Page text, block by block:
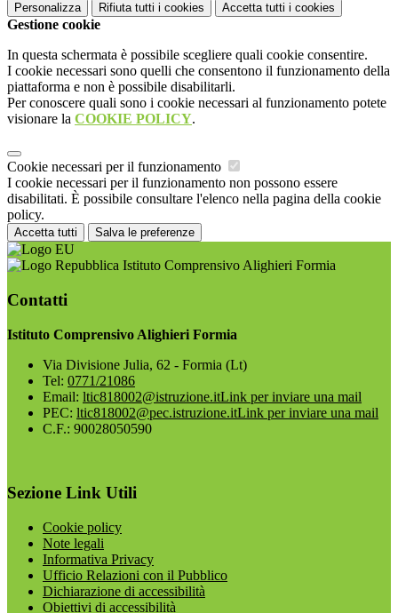
Personalizza Rifiuta tutti i cookies Accetta tutti i cookies
Gestione cookie
In questa schermata è possibile scegliere quali cookie consentire.
I cookie necessari sono quelli che consentono il funzionamento della
piattaforma e non è possibile disabilitarli.
Per conoscere quali sono i cookie necessari al funzionamento potete
visionare la COOKIE POLICY.
Cookie necessari per il funzionamento
I cookie necessari per il funzionamento non possono essere
disabilitati. È possibile consultare l'elenco nella pagina della cookie
policy.
Accetta tutti Salva le preferenze
Istituto Comprensivo Alighieri Formia
Contatti
Istituto Comprensivo Alighieri Formia
Via Divisione Julia, 62 - Formia (Lt)
Tel: 0771/21086
Email: ltic818002@istruzione.itLink per inviare una mail
PEC: ltic818002@pec.istruzione.itLink per inviare una mail
C.F.: 90028050590
Sezione Link Utili
Cookie policy
Note legali
Informativa Privacy
Ufficio Relazioni con il Pubblico
Dichiarazione di accessibilità
Obiettivi di accessibilità